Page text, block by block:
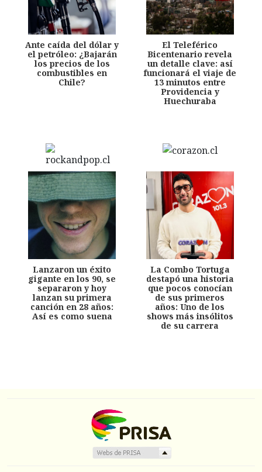
Ante caída del dólar y
el petróleo: ¿Bajarán
los precios de los
combustibles en
Chile?
El Teleférico
Bicentenario revela
un detalle clave: así
funcionará el viaje de
13 minutos entre
Providencia y
Huechuraba
Lanzaron un éxito
gigante en los 90, se
separaron y hoy
lanzan su primera
canción en 28 años:
Así es como suena
La Combo Tortuga
destapó una historia
que pocos conocían
de sus primeros
años: Uno de los
shows más insólitos
de su carrera